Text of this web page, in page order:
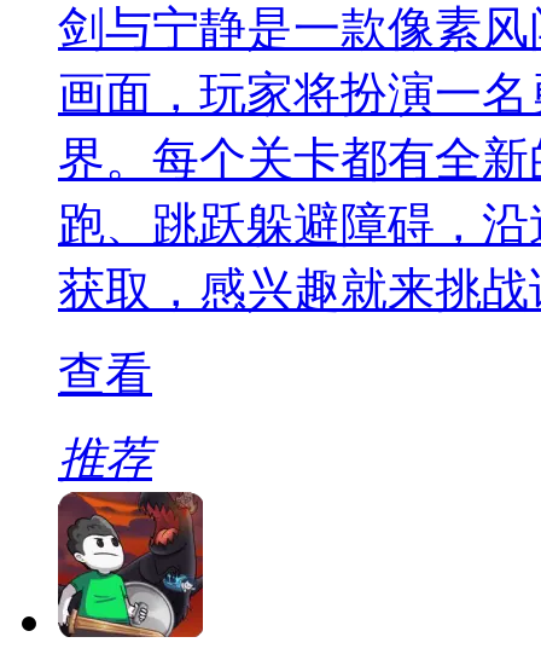
剑与宁静是一款像素
画面，玩家将扮演一
界。每个关卡都有全
跑、跳跃躲避障碍，
获取，感兴趣就来挑
查看
推荐